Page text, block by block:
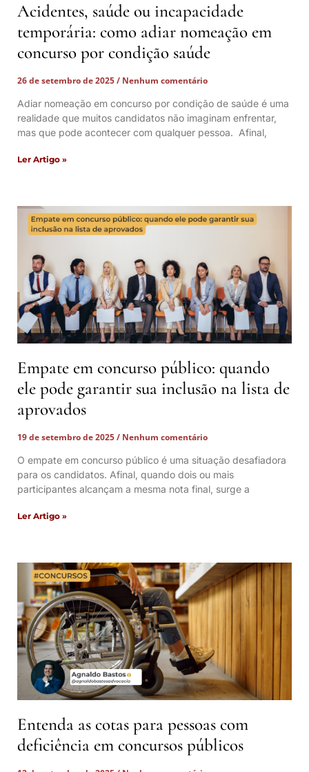
Acidentes, saúde ou incapacidade
temporária: como adiar nomeação em
concurso por condição saúde
26 de setembro de 2025
Nenhum comentário
Adiar nomeação em concurso por condição de saúde é uma
realidade que muitos candidatos não imaginam enfrentar,
mas que pode acontecer com qualquer pessoa. Afinal,
Ler Artigo »
Empate em concurso público: quando
ele pode garantir sua inclusão na lista de
aprovados
19 de setembro de 2025
Nenhum comentário
O empate em concurso público é uma situação desafiadora
para os candidatos. Afinal, quando dois ou mais
participantes alcançam a mesma nota final, surge a
Ler Artigo »
Entenda as cotas para pessoas com
deficiência em concursos públicos